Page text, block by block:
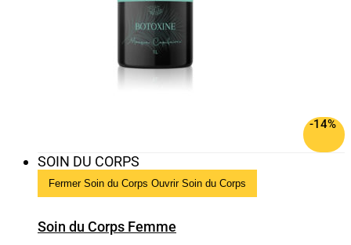
-14%
SOIN DU CORPS
Fermer Soin du Corps Ouvrir Soin du Corps
Soin du Corps Femme